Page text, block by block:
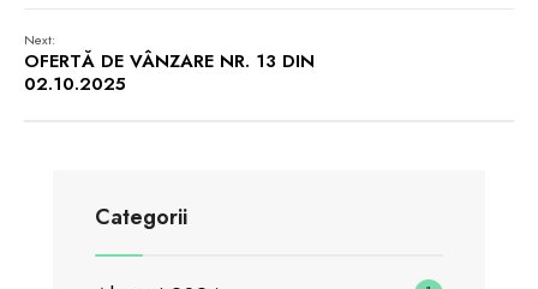
Next:
OFERTĂ DE VÂNZARE NR. 13 DIN
02.10.2025
Categorii